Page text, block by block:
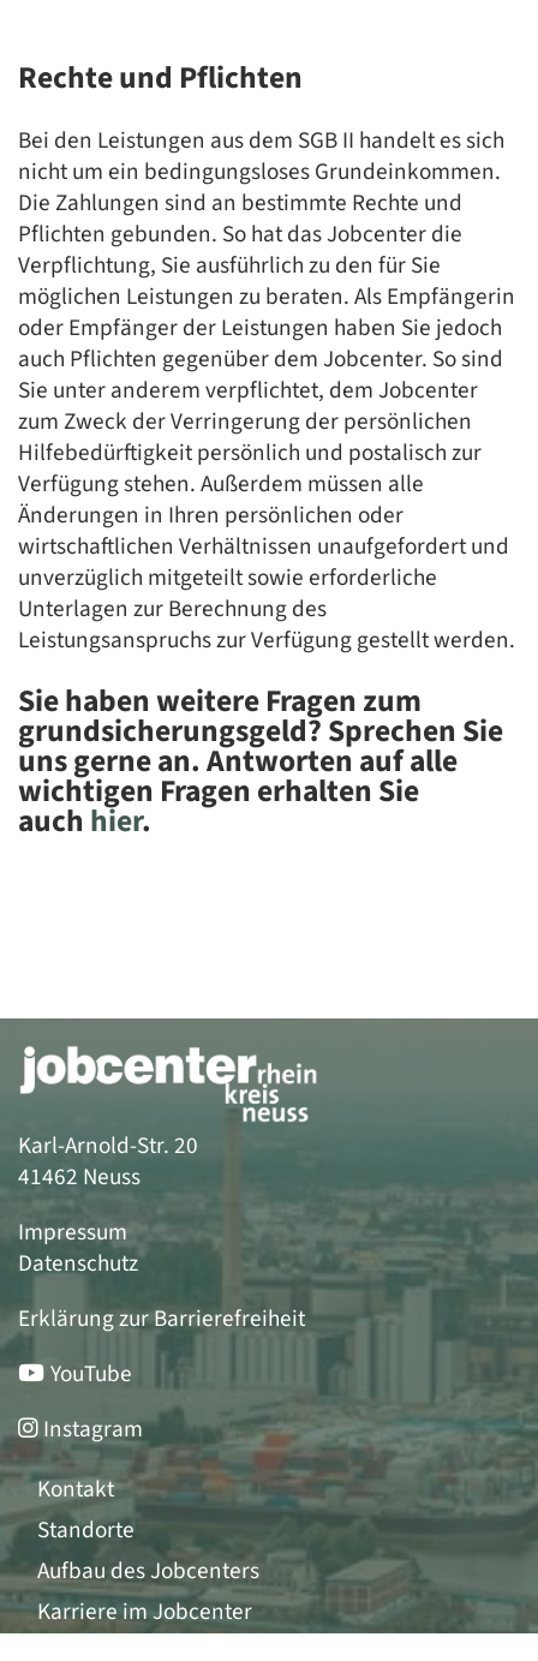
Rechte und Pflichten
Bei den Leistungen aus dem SGB II handelt es sich
nicht um ein bedingungsloses Grundeinkommen.
Die Zahlungen sind an bestimmte Rechte und
Pflichten gebunden. So hat das Jobcenter die
Verpflichtung, Sie ausführlich zu den für Sie
möglichen Leistungen zu beraten. Als Empfängerin
oder Empfänger der Leistungen haben Sie jedoch
auch Pflichten gegenüber dem Jobcenter. So sind
Sie unter anderem verpflichtet, dem Jobcenter
zum Zweck der Verringerung der persönlichen
Hilfebedürftigkeit persönlich und postalisch zur
Verfügung stehen. Außerdem müssen alle
Änderungen in Ihren persönlichen oder
wirtschaftlichen Verhältnissen unaufgefordert und
unverzüglich mitgeteilt sowie erforderliche
Unterlagen zur Berechnung des
Leistungsanspruchs zur Verfügung gestellt werden.
Sie haben weitere Fragen zum
grundsicherungsgeld? Sprechen Sie
uns gerne an. Antworten auf alle
wichtigen Fragen erhalten Sie
auch hier.
Karl-Arnold-Str. 20
41462 Neuss
Impressum
Datenschutz
Erklärung zur Barrierefreiheit
YouTube
Instagram
Kontakt
Standorte
Aufbau des Jobcenters
Karriere im Jobcenter